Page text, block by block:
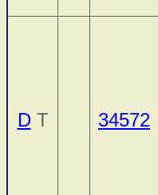
DT 34572